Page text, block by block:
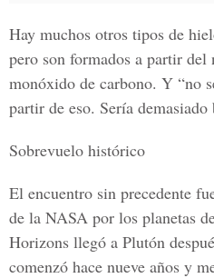
Hay muchos otros tipos de
pero son formados a partir
monóxido de carbono. Y “no
partir de eso. Sería
Sobrevuelo histórico
El encuentro sin precedente
de la NASA por los planetas
Horizons llegó a Plutón
comenzó hace nueve años y